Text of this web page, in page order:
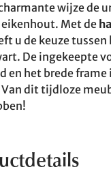
wijze de
Met de
u de keuze
De ingekeepte
en het brede frame
dit tijdloze